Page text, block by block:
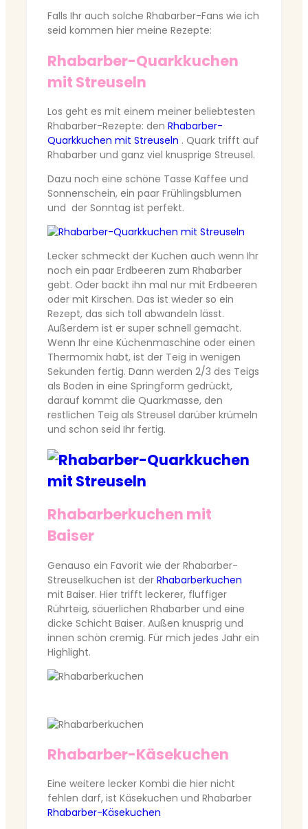
Falls Ihr auch solche Rhabarber-Fans wie ich
seid kommen hier meine Rezepte:
Rhabarber-Quarkkuchen
mit Streuseln
Los geht es mit einem meiner beliebtesten
Rhabarber-Rezepte: den Rhabarber-
Quarkkuchen mit Streuseln . Quark trifft auf
Rhabarber und ganz viel knusprige Streusel.
Dazu noch eine schöne Tasse Kaffee und
Sonnenschein, ein paar Frühlingsblumen
und der Sonntag ist perfekt.
Lecker schmeckt der Kuchen auch wenn Ihr
noch ein paar Erdbeeren zum Rhabarber
gebt. Oder backt ihn mal nur mit Erdbeeren
oder mit Kirschen. Das ist wieder so ein
Rezept, das sich toll abwandeln lässt.
Außerdem ist er super schnell gemacht.
Wenn Ihr eine Küchenmaschine oder einen
Thermomix habt, ist der Teig in wenigen
Sekunden fertig. Dann werden 2/3 des Teigs
als Boden in eine Springform gedrückt,
darauf kommt die Quarkmasse, den
restlichen Teig als Streusel darüber krümeln
und schon seid Ihr fertig.
Rhabarberkuchen mit
Baiser
Genauso ein Favorit wie der Rhabarber-
Streuselkuchen ist der Rhabarberkuchen
mit Baiser. Hier trifft leckerer, fluffiger
Rührteig, säuerlichen Rhabarber und eine
dicke Schicht Baiser. Außen knusprig und
innen schön cremig. Für mich jedes Jahr ein
Highlight.
Rhabarber-Käsekuchen
Eine weitere lecker Kombi die hier nicht
fehlen darf, ist Käsekuchen und Rhabarber
Rhabarber-Käsekuchen